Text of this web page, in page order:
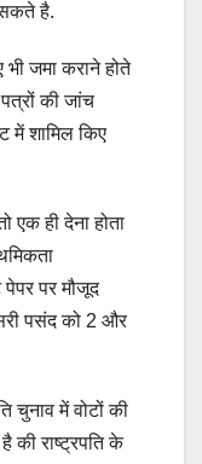
है.
जमा कराने होते
की जांच
में शामिल किए
एक ही देना होता
पर मौजूद
पसंद को 2 और
चुनाव में वोटों की
की राष्ट्रपति के